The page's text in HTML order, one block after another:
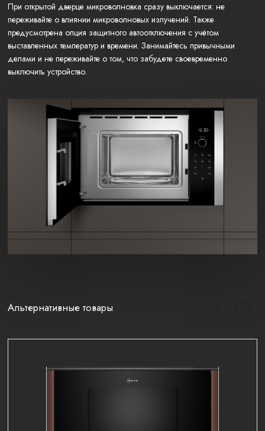
При открытой дверце микроволновка сразу выключается: не
переживайте о влиянии микроволновых излучений. Также
предусмотрена опция защитного автоотключения с учётом
выставленных температур и времени. Занимайтесь привычными
делами и не переживайте о том, что забудете своевременно
выключить устройство.
Альтернативные товары